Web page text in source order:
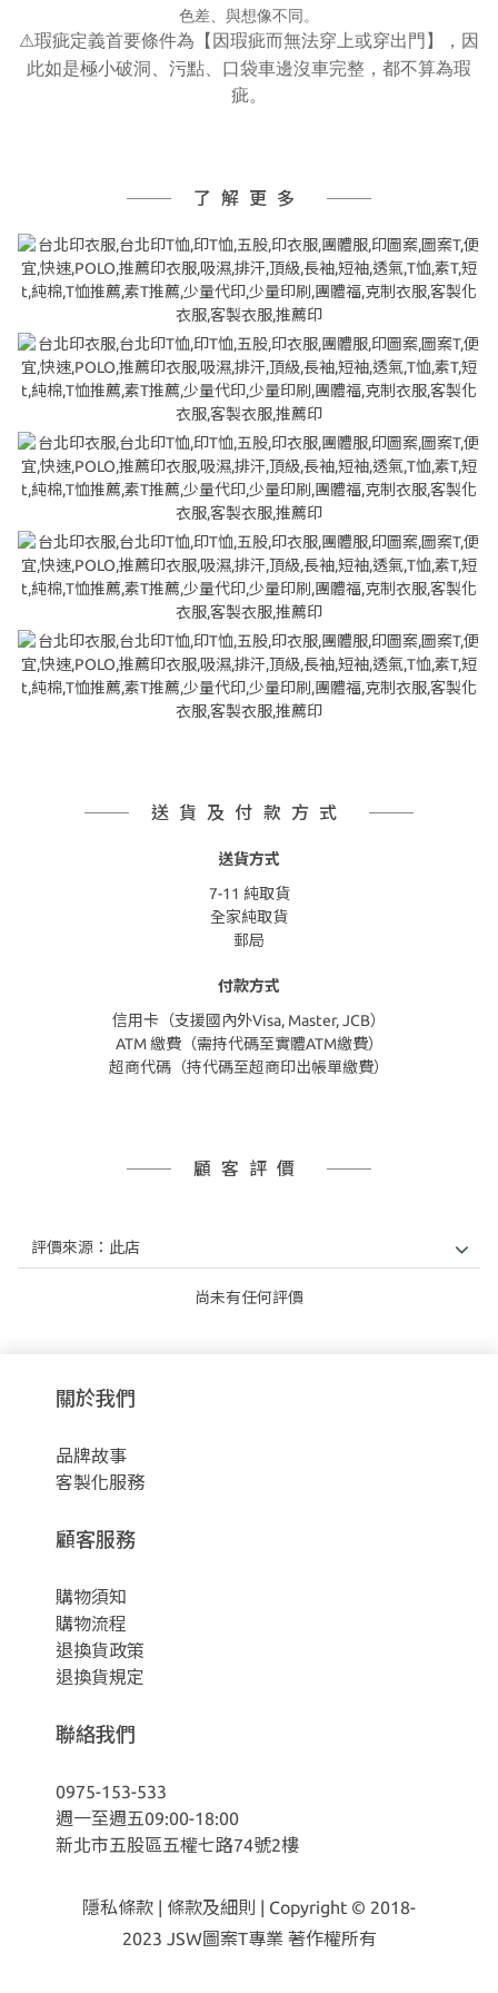
色差、與想像不同。
⚠瑕疵定義首要條件為【因瑕疵而無法穿上或穿出門】，因
此如是極小破洞、污點、口袋車邊沒車完整，都不算為瑕
疵。
了解更多
送貨及付款方式
送貨方式
7-11 純取貨
全家純取貨
郵局
付款方式
信用卡（支援國內外Visa, Master, JCB）
ATM 繳費（需持代碼至實體ATM繳費）
超商代碼（持代碼至超商印出帳單繳費）
顧客評價
尚未有任何評價
關於我們
品牌故事
客製化服務
顧客服務
購物須知
購物流程
退換貨政策
退換貨規定
聯絡我們
0975-153-533
週一至週五09:00-18:00
新北市五股區五權七路74號2樓
隱私條款 | 條款及細則 | Copyright © 2018-
2023 JSW圖案T專業 著作權所有